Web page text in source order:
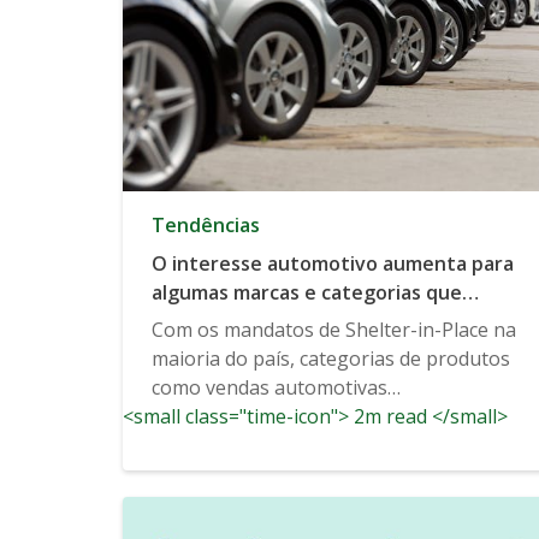
Tendências
O interesse automotivo aumenta para
algumas marcas e categorias que
indicam uma demanda crescente
Com os mandatos de Shelter-in-Place na
maioria do país, categorias de produtos
como vendas automotivas
provavelmente...
<small class="time-icon"> 2m read </small>